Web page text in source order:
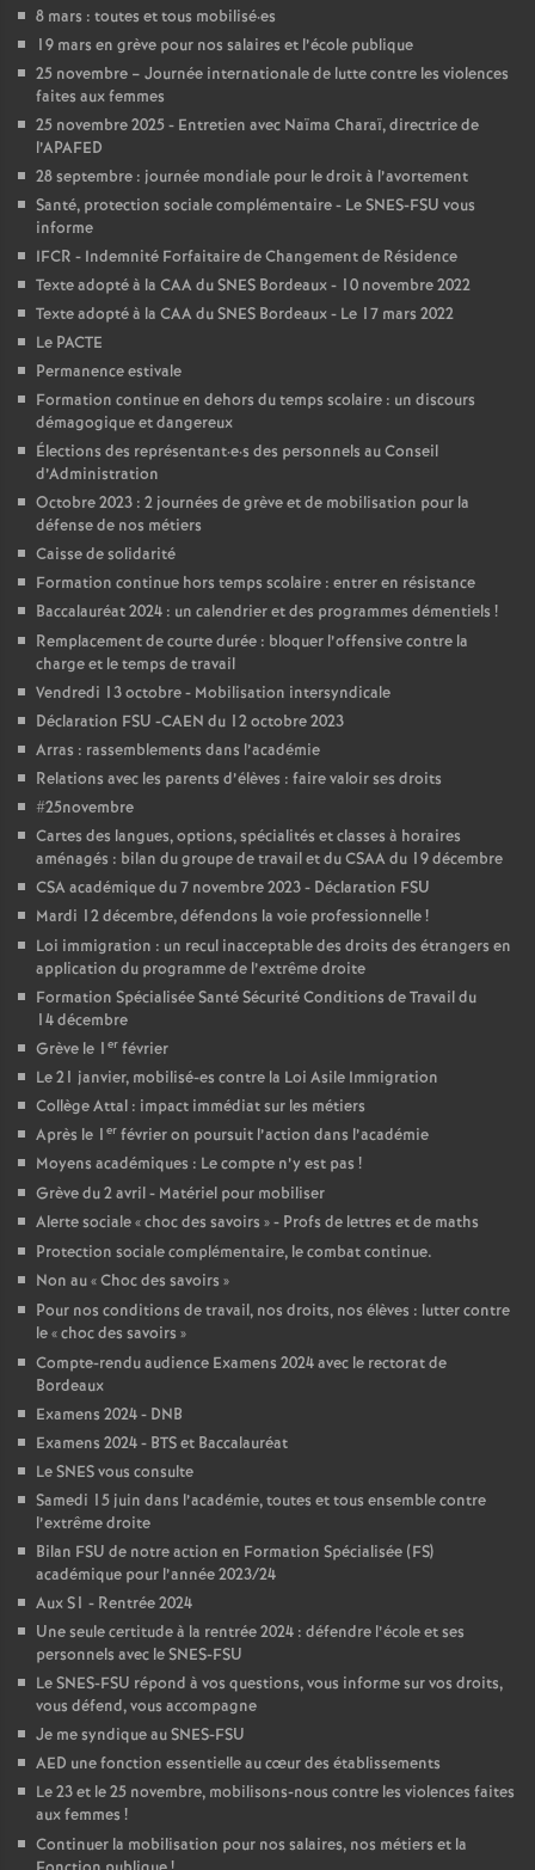
d
e
g
r
é
r
l
a
n
T
o
u
r
8 mars : toutes et tous mobilisé·es
19 mars en grève pour nos salaires et l’école publique
25 novembre – Journée internationale de lutte contre les violences
faites aux femmes
25 novembre 2025 - Entretien avec Naïma Charaï, directrice de
l’APAFED
28 septembre : journée mondiale pour le droit à l’avortement
Santé, protection sociale complémentaire - Le SNES-FSU vous
informe
IFCR - Indemnité Forfaitaire de Changement de Résidence
Texte adopté à la CAA du SNES Bordeaux - 10 novembre 2022
Texte adopté à la CAA du SNES Bordeaux - Le 17 mars 2022
Le PACTE
Permanence estivale
Formation continue en dehors du temps scolaire : un discours
démagogique et dangereux
Élections des représentant·e·s des personnels au Conseil
d’Administration
Octobre 2023 : 2 journées de grève et de mobilisation pour la
défense de nos métiers
Caisse de solidarité
Formation continue hors temps scolaire : entrer en résistance
Baccalauréat 2024 : un calendrier et des programmes démentiels !
Remplacement de courte durée : bloquer l’offensive contre la
charge et le temps de travail
Vendredi 13 octobre - Mobilisation intersyndicale
Déclaration FSU -CAEN du 12 octobre 2023
Arras : rassemblements dans l’académie
Relations avec les parents d’élèves : faire valoir ses droits
#25novembre
Cartes des langues, options, spécialités et classes à horaires
aménagés : bilan du groupe de travail et du CSAA du 19 décembre
CSA académique du 7 novembre 2023 - Déclaration FSU
Mardi 12 décembre, défendons la voie professionnelle!
Loi immigration : un recul inacceptable des droits des étrangers en
application du programme de l’extrême droite
Formation Spécialisée Santé Sécurité Conditions de Travail du
14 décembre
Grève le 1 er février
Le 21 janvier, mobilisé-es contre la Loi Asile Immigration
Collège Attal : impact immédiat sur les métiers
Après le 1 er février on poursuit l’action dans l’académie
Moyens académiques : Le compte n’y est pas !
Grève du 2 avril - Matériel pour mobiliser
Alerte sociale «choc des savoirs » - Profs de lettres et de maths
Protection sociale complémentaire, le combat continue.
Non au «Choc des savoirs »
Pour nos conditions de travail, nos droits, nos élèves : lutter contre
le «choc des savoirs »
Compte-rendu audience Examens 2024 avec le rectorat de
Bordeaux
Examens 2024 - DNB
Examens 2024 - BTS et Baccalauréat
Le SNES vous consulte
Samedi 15 juin dans l’académie, toutes et tous ensemble contre
l’extrême droite
Bilan FSU de notre action en Formation Spécialisée (FS)
académique pour l’année 2023/24
Aux S1 - Rentrée 2024
Une seule certitude à la rentrée 2024 : défendre l’école et ses
personnels avec le SNES-FSU
Le SNES-FSU répond à vos questions, vous informe sur vos droits,
vous défend, vous accompagne
Je me syndique au SNES-FSU
AED une fonction essentielle au cœur des établissements
Le 23 et le 25 novembre, mobilisons-nous contre les violences faites
aux femmes !
Continuer la mobilisation pour nos salaires, nos métiers et la